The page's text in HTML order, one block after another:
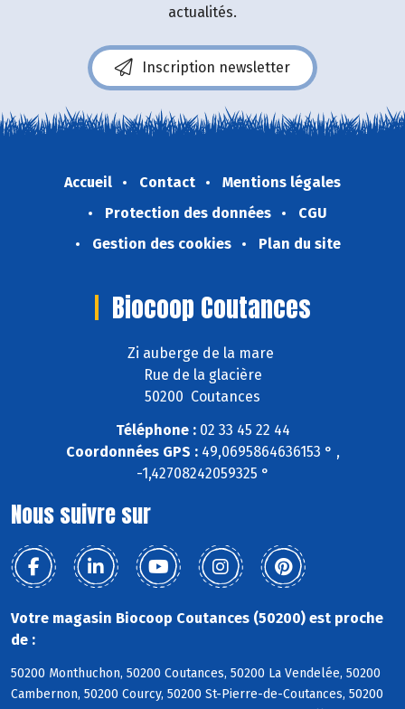
actualités.
Inscription newsletter
Accueil Contact
Mentions légales
Protection des données
CGU
Gestion des cookies
Plan du site
Biocoop Coutances
Zi auberge de la mare
Rue de la glacière
50200 Coutances
Téléphone :02 33 45 22 44
Coordonnées GPS :49,0695864636153 ° ,
-1,42708242059325 °
Nous suivre sur
Votre magasin Biocoop Coutances (50200) est proche
de :
50200 Monthuchon, 50200 Coutances, 50200 La Vendelée, 50200
Cambernon, 50200 Courcy, 50200 St-Pierre-de-Coutances, 50200